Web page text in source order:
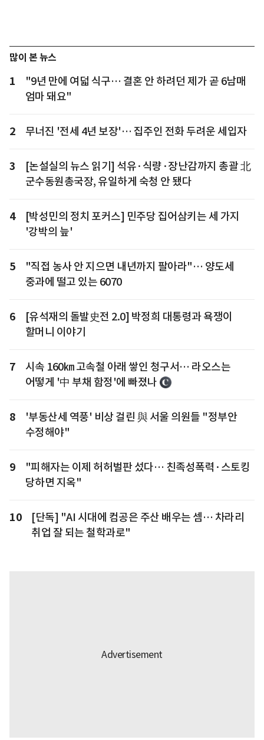
많이 본 뉴스
1
"9년 만에 여덟 식구… 결혼 안 하려던 제가 곧 6남매
엄마 돼요"
2 무너진 '전세 4년 보장'… 집주인 전화 두려운 세입자
3
[논설실의 뉴스 읽기] 석유·식량·장난감까지 총괄 北
군수동원총국장, 유일하게 숙청 안 됐다
4
[박성민의 정치 포커스] 민주당 집어삼키는 세 가지
'강박의 늪'
5
"직접 농사 안 지으면 내년까지 팔아라"… 양도세
중과에 떨고 있는 6070
6
[유석재의 돌발史전 2.0] 박정희 대통령과 욕쟁이
할머니 이야기
7
시속 160㎞ 고속철 아래 쌓인 청구서… 라오스는
어떻게 '中 부채 함정'에 빠졌나
8
'부동산세 역풍' 비상 걸린 與 서울 의원들 "정부안
수정해야"
9
"피해자는 이제 허허벌판 섰다… 친족성폭력·스토킹
당하면 지옥"
10
[단독] "AI 시대에 컴공은 주산 배우는 셈… 차라리
취업 잘 되는 철학과로"